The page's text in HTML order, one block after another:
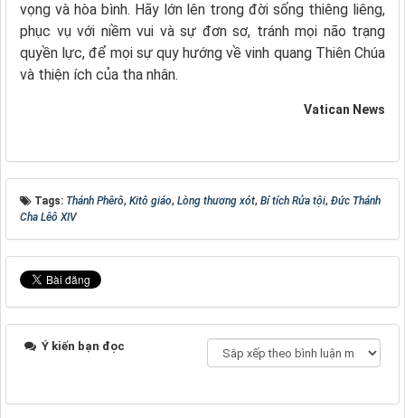
vọng và hòa bình. Hãy lớn lên trong đời sống thiêng liêng,
phục vụ với niềm vui và sự đơn sơ, tránh mọi não trạng
quyền lực, để mọi sự quy hướng về vinh quang Thiên Chúa
và thiện ích của tha nhân.
Vatican News
Tags: Thánh Phêrô, Kitô giáo, Lòng thương xót, Bí tích Rửa tội, Đức Thánh
Cha Lêô XIV
Ý kiến bạn đọc